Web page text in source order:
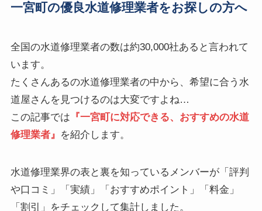
一宮町の優良水道修理業者をお探しの方へ
全国の水道修理業者の数は約30,000社あると言われて
います。
たくさんあるの水道修理業者の中から、希望に合う水
道屋さんを見つけるのは大変ですよね…
この記事では 『一宮町に対応できる、おすすめの水道
修理業者』 を紹介します。
水道修理業界の表と裏を知っているメンバーが「評判
や口コミ」「実績」「おすすめポイント」「料金」
「割引」をチェックして集計しました。